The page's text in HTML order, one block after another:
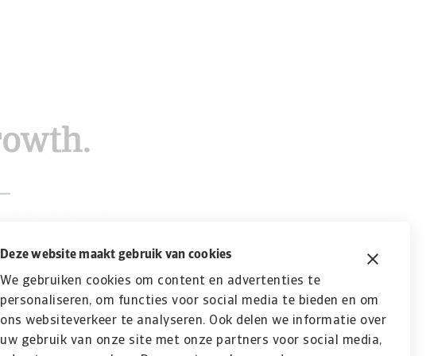
Deze website maakt gebruik van cookies
We gebruiken cookies om content en advertenties te
personaliseren, om functies voor social media te bieden en om
ons websiteverkeer te analyseren. Ook delen we informatie over
uw gebruik van onze site met onze partners voor social media,